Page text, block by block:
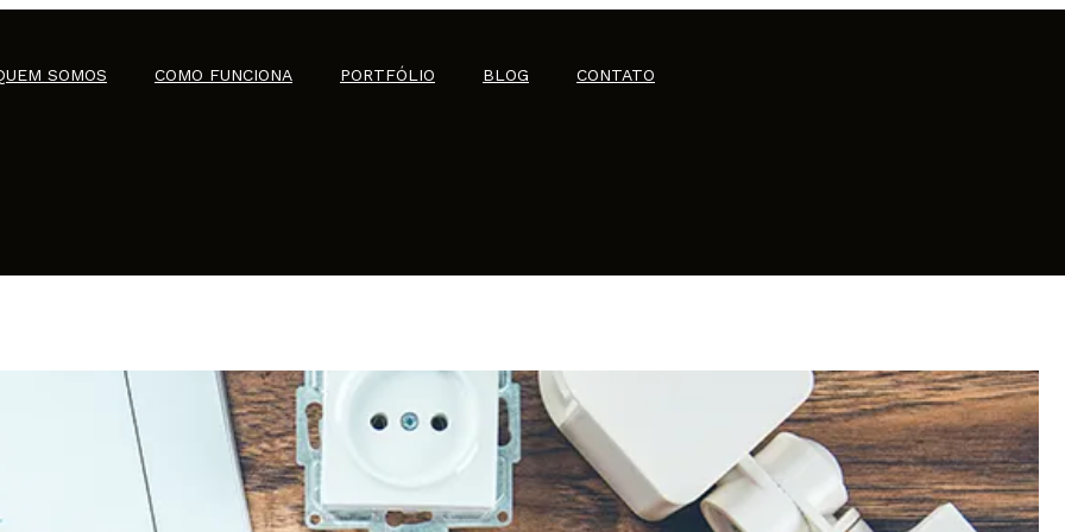
SOMOS COMO FUNCIONA PORTFÓLIO BLOG CONTATO